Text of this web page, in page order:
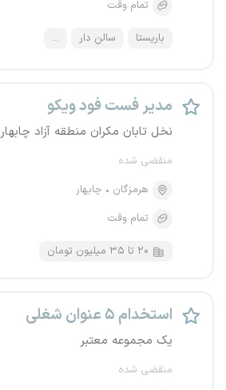
تمام وقت
باریستا سالن دار ...
مدیر فست فود ویکو
نخل تابان مکران منطقه آزاد چابهار
منقضی شده
هرمزگان
چابهار
تمام وقت
۲۰ تا ۳۵ میلیون تومان
استخدام ۵ عنوان شغلی
یک مجموعه معتبر
منقضی شده